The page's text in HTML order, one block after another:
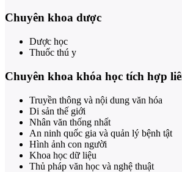
Chuyên khoa dược
Dược học
Thuốc thú y
Chuyên khoa khóa học tích hợp
Truyền thông và nội dung văn hóa
Di sản thế giới
Nhân văn thống nhất
An ninh quốc gia và quản lý bệnh tật
Hình ảnh con người
Khoa học dữ liệu
Thủ pháp văn học và nghệ thuật